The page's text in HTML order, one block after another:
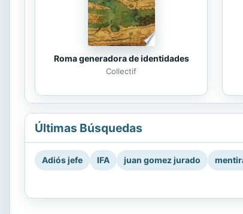
Roma generadora de identidades
Collectif
Últimas Búsquedas
Adiós jefe IFA juan gomez jurado